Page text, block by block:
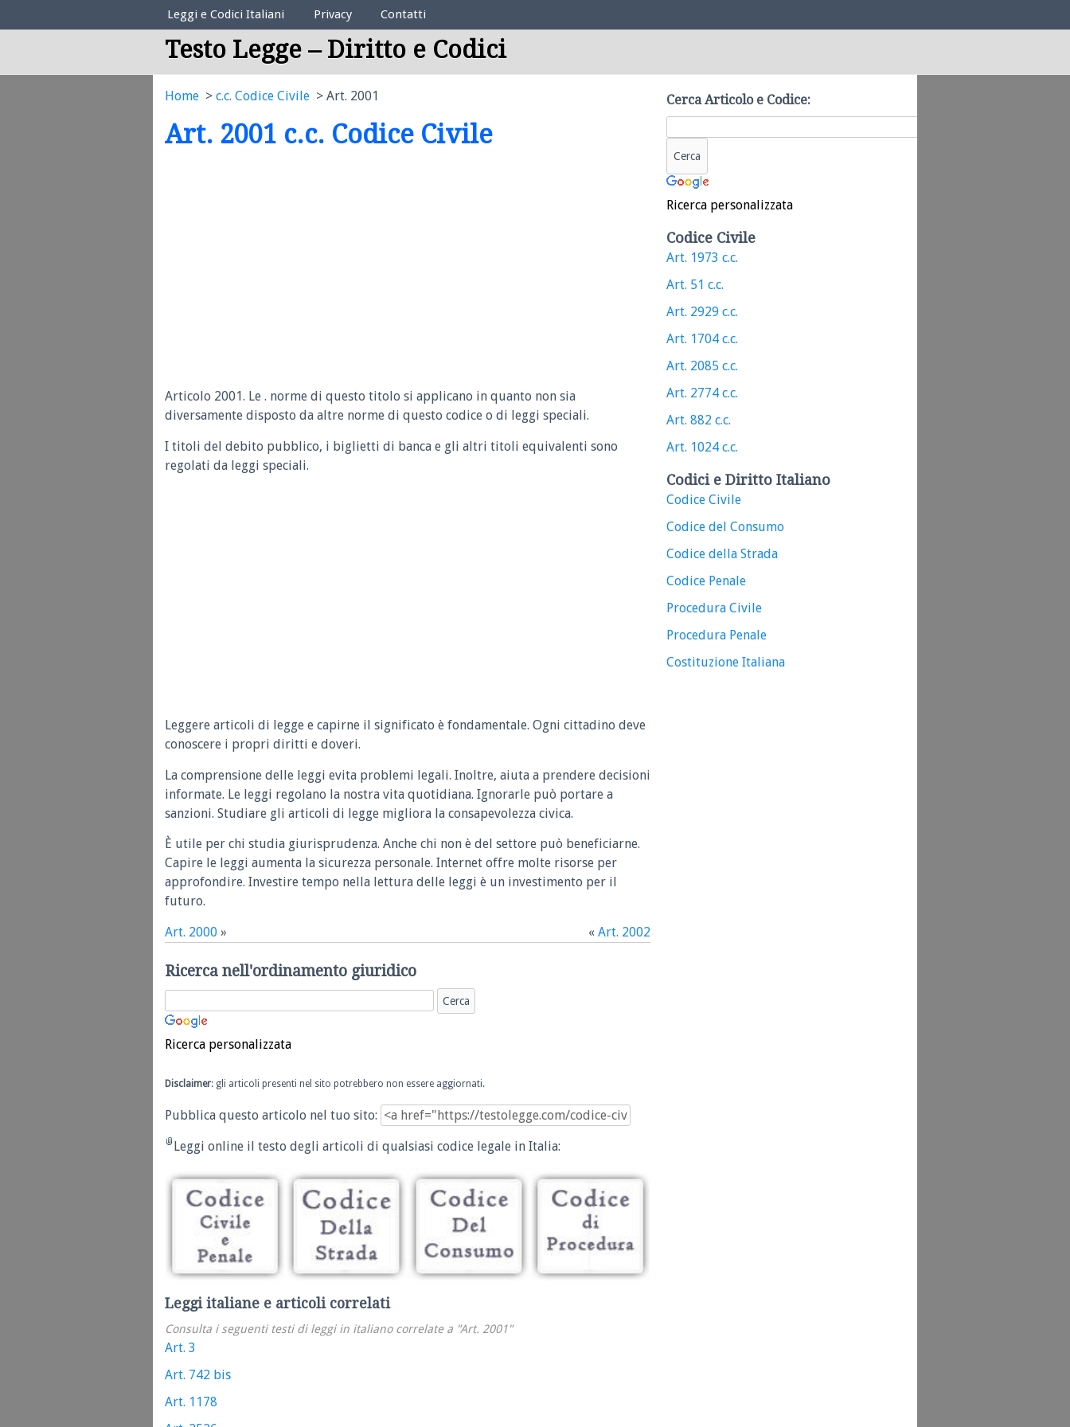
Elenco Codici Legali
Leggi e Codici Italiani Privacy Contatti
Testo Legge – Diritto e Codici
Home c.c. Codice Civile Art. 2001
Art. 2001 c.c. Codice Civile
Articolo 2001. Le . norme di questo titolo si applicano in quanto non sia
diversamente disposto da altre norme di questo codice o di leggi speciali.
I titoli del debito pubblico, i biglietti di banca e gli altri titoli equivalenti sono
regolati da leggi speciali.
Leggere articoli di legge e capirne il significato è fondamentale. Ogni cittadino deve
conoscere i propri diritti e doveri.
La comprensione delle leggi evita problemi legali. Inoltre, aiuta a prendere decisioni
informate. Le leggi regolano la nostra vita quotidiana. Ignorarle può portare a
sanzioni. Studiare gli articoli di legge migliora la consapevolezza civica.
È utile per chi studia giurisprudenza. Anche chi non è del settore può beneficiarne.
Capire le leggi aumenta la sicurezza personale. Internet offre molte risorse per
approfondire. Investire tempo nella lettura delle leggi è un investimento per il
futuro.
Art. 2000 » « Art. 2002
Ricerca nell'ordinamento giuridico
Ricerca personalizzata
Disclaimer: gli articoli presenti nel sito potrebbero non essere aggiornati.
Pubblica questo articolo nel tuo sito:
Leggi online il testo degli articoli di qualsiasi codice legale in Italia:
Leggi italiane e articoli correlati
Consulta i seguenti testi di leggi in italiano correlate a "Art. 2001"
Art. 3
Art. 742 bis
Art. 1178
Cerca Articolo e Codice:
Ricerca personalizzata
Codice Civile
Art. 1973 c.c.
Art. 51 c.c.
Art. 2929 c.c.
Art. 1704 c.c.
Art. 2085 c.c.
Art. 2774 c.c.
Art. 882 c.c.
Art. 1024 c.c.
Codici e Diritto Italiano
Codice Civile
Codice del Consumo
Codice della Strada
Codice Penale
Procedura Civile
Procedura Penale
Costituzione Italiana